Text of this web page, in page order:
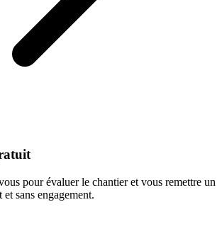
pour évaluer le chantier et vous remettre un
sans engagement.